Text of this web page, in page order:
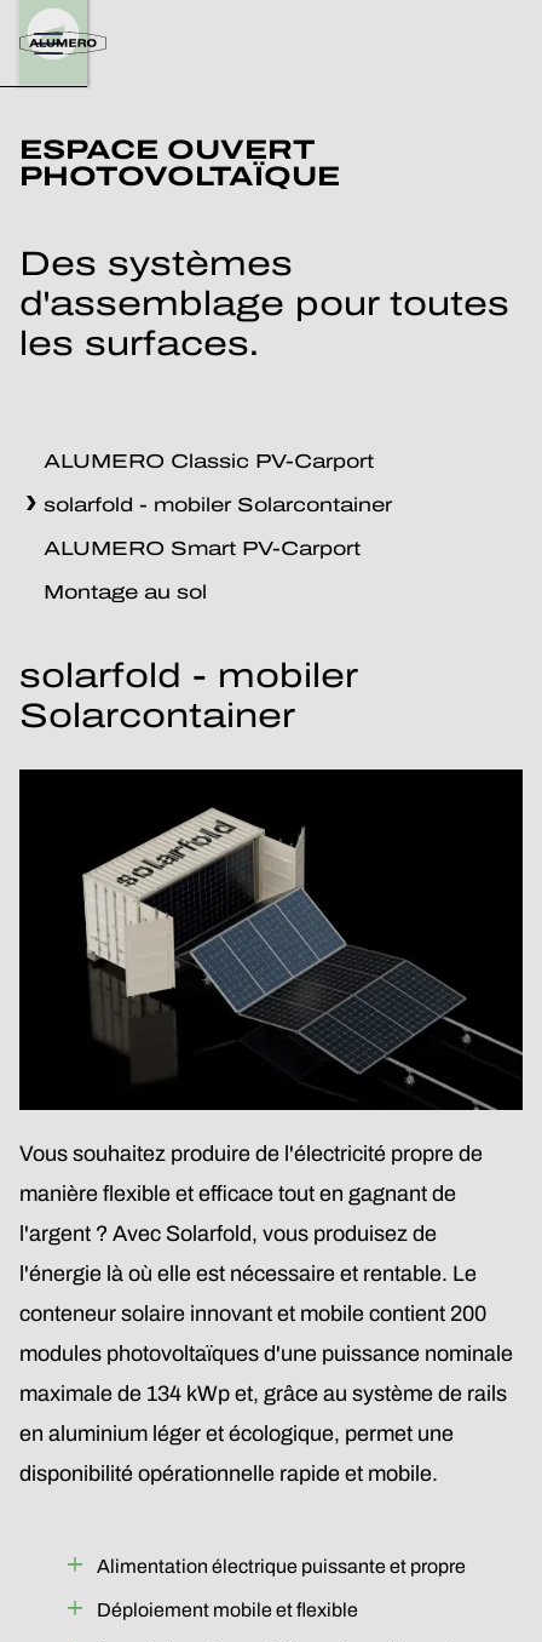
ESPACE OUVERT
PHOTOVOLTAÏQUE
Des systèmes
d'assemblage pour toutes
les surfaces.
ALUMERO Classic PV-Carport
solarfold - mobiler Solarcontainer
ALUMERO Smart PV-Carport
Montage au sol
solarfold - mobiler
Solarcontainer
Vous souhaitez produire de l'électricité propre de
manière flexible et efficace tout en gagnant de
l'argent ? Avec Solarfold, vous produisez de
l'énergie là où elle est nécessaire et rentable. Le
conteneur solaire innovant et mobile contient 200
modules photovoltaïques d'une puissance nominale
maximale de 134 kWp et, grâce au système de rails
en aluminium léger et écologique, permet une
disponibilité opérationnelle rapide et mobile.
Alimentation électrique puissante et propre
Déploiement mobile et flexible